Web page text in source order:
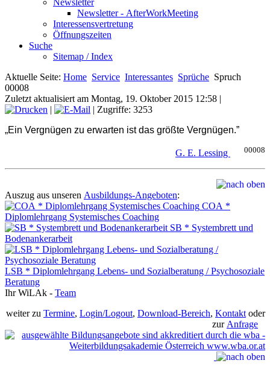
Newsletter - AfterWorkMeeting
Interessensvertretung
Öffnungszeiten
Suche
Sitemap / Index
Aktuelle Seite: Home Service Interessantes Sprüche Spruch
00008
Zuletzt aktualisiert am Montag, 19. Oktober 2015 12:58 |
|
| Zugriffe: 3253
„Ein Vergnügen zu erwarten ist das größte Vergnügen.”
G. E. Lessing 00008
Auszug aus unseren Ausbildungs-Angeboten:
COA *
Diplomlehrgang Systemisches Coaching
SB * Systembrett und
Bodenankerarbeit
LSB * Diplomlehrgang Lebens- und Sozialberatung / Psychosoziale
Beratung
Ihr WiLAk - Team
weiter zu Termine, Login/Logout, Download-Bereich, Kontakt oder
zur Anfrage